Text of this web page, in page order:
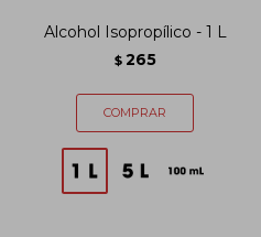
Alcohol Isopropílico - 1 L
$ 265